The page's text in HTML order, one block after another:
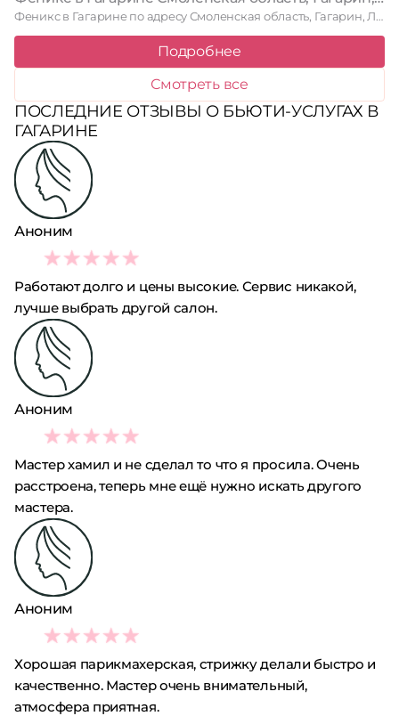
Феникс в Гагарине по адресу Смоленская область, Гагарин, Ленинградская Набережная, …
Подробнее
Смотреть все
ПОСЛЕДНИЕ ОТЗЫВЫ О БЬЮТИ-УСЛУГАХ В
ГАГАРИНЕ
Аноним
2
Работают долго и цены высокие. Сервис никакой,
лучше выбрать другой салон.
Аноним
1
Мастер хамил и не сделал то что я просила. Очень
расстроена, теперь мне ещё нужно искать другого
мастера.
Аноним
4
Хорошая парикмахерская, стрижку делали быстро и
качественно. Мастер очень внимательный,
атмосфера приятная.